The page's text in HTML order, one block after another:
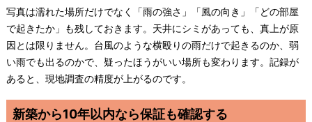
写真は濡れた場所だけでなく「雨の強さ」「風の向き」「どの部屋
で起きたか」も残しておきます。天井にシミがあっても、真上が原
因とは限りません。台風のような横殴りの雨だけで起きるのか、弱
い雨でも出るのかで、疑ったほうがいい場所も変わります。記録が
あると、現地調査の精度が上がるのです。
新築から10年以内なら保証も確認する